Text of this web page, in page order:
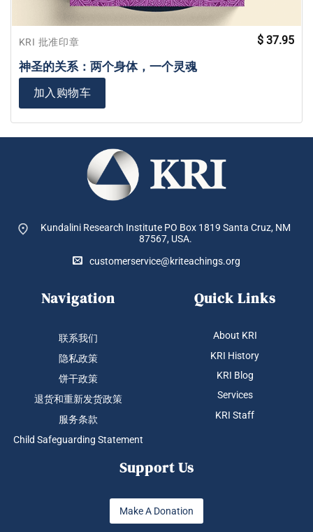
KRI 批准印章
神圣的关系：两个身体，一个灵魂
$ 37.95
加入购物车
Kundalini Research Institute PO Box 1819 Santa Cruz, NM
87567, USA.
customerservice@kriteachings.org
Navigation
联系我们
隐私政策
饼干政策
退货和重新发货政策
服务条款
Child Safeguarding Statement
Quick Links
About KRI
KRI History
KRI Blog
Services
KRI Staff
Support Us
Make A Donation